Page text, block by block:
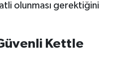
olunması gerektiğini
Kettle